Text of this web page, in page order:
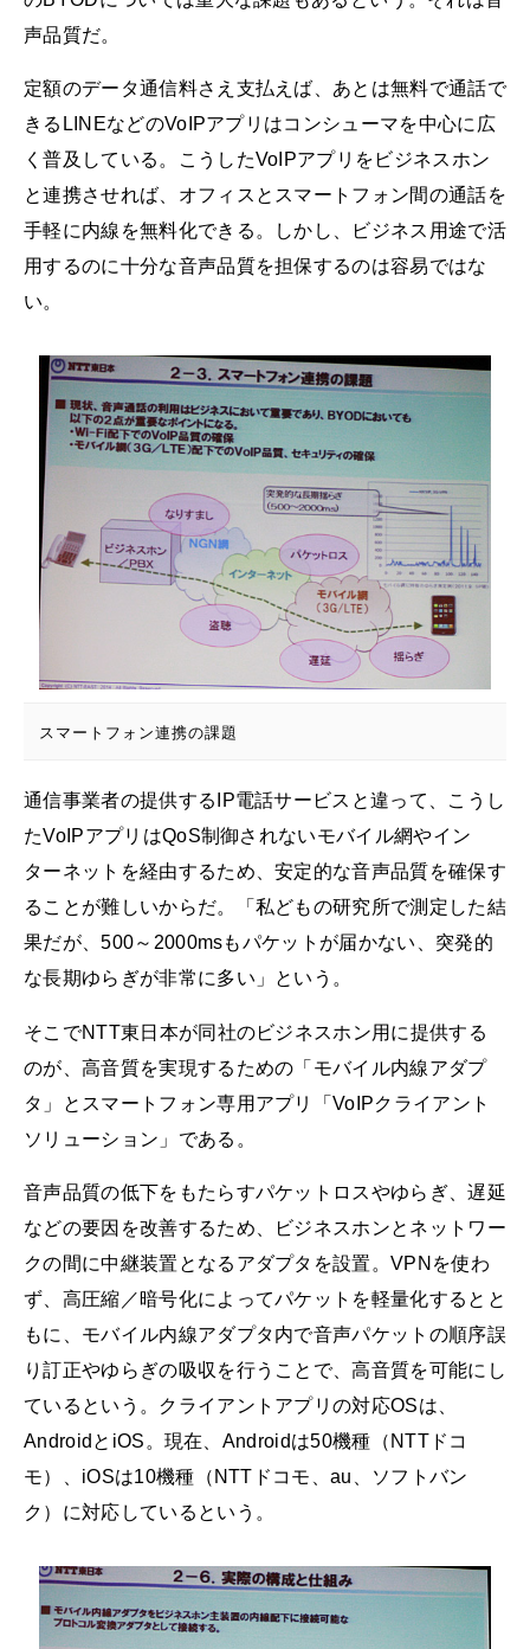
声品質だ。
定額のデータ通信料さえ支払えば、あとは無料で通話で
きるLINEなどのVoIPアプリはコンシューマを中心に広
く普及している。こうしたVoIPアプリをビジネスホン
と連携させれば、オフィスとスマートフォン間の通話を
手軽に内線を無料化できる。しかし、ビジネス用途で活
用するのに十分な音声品質を担保するのは容易ではな
い。
スマートフォン連携の課題
通信事業者の提供するIP電話サービスと違って、こうし
たVoIPアプリはQoS制御されないモバイル網やイン
ターネットを経由するため、安定的な音声品質を確保す
ることが難しいからだ。「私どもの研究所で測定した結
果だが、500～2000msもパケットが届かない、突発的
な長期ゆらぎが非常に多い」という。
そこでNTT東日本が同社のビジネスホン用に提供する
のが、高音質を実現するための「モバイル内線アダプ
タ」とスマートフォン専用アプリ「VoIPクライアント
ソリューション」である。
音声品質の低下をもたらすパケットロスやゆらぎ、遅延
などの要因を改善するため、ビジネスホンとネットワー
クの間に中継装置となるアダプタを設置。VPNを使わ
ず、高圧縮／暗号化によってパケットを軽量化するとと
もに、モバイル内線アダプタ内で音声パケットの順序誤
り訂正やゆらぎの吸収を行うことで、高音質を可能にし
ているという。クライアントアプリの対応OSは、
AndroidとiOS。現在、Androidは50機種（NTTドコ
モ）、iOSは10機種（NTTドコモ、au、ソフトバン
ク）に対応しているという。